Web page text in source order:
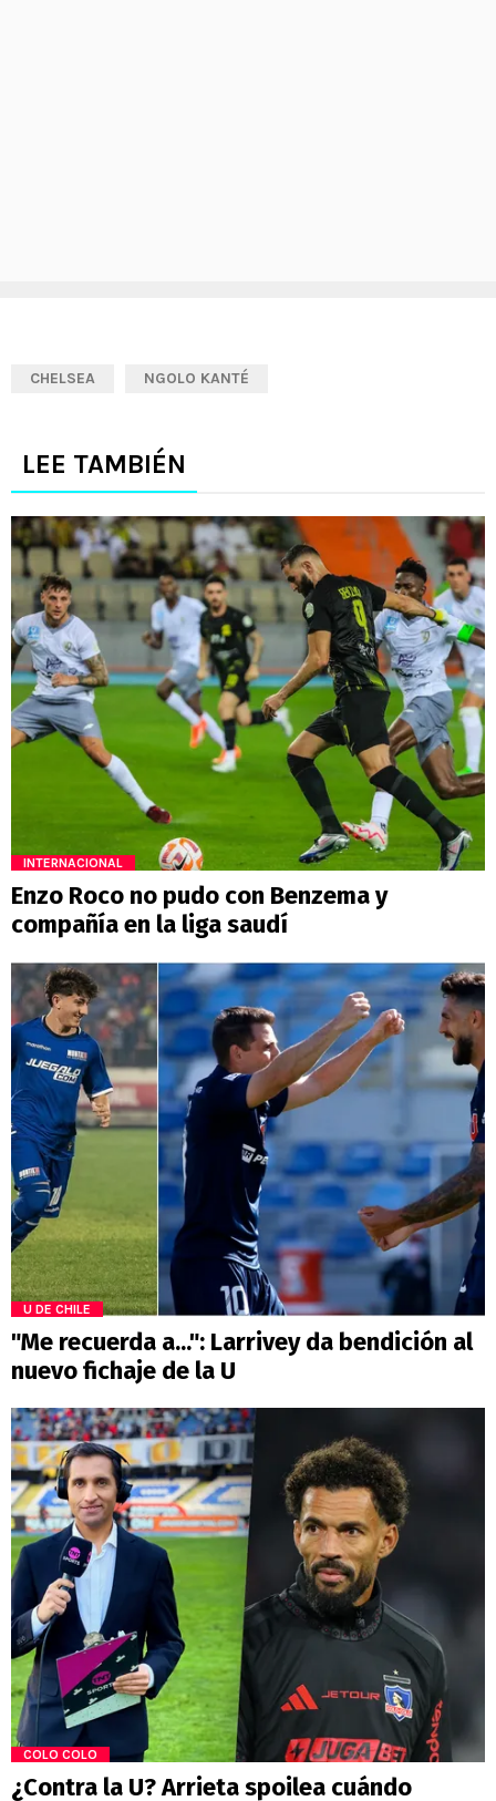
CHELSEA NGOLO KANTÉ
LEE TAMBIÉN
INTERNACIONAL
Enzo Roco no pudo con Benzema y
compañía en la liga saudí
U DE CHILE
"Me recuerda a...": Larrivey da bendición al
nuevo fichaje de la U
COLO COLO
¿Contra la U? Arrieta spoilea cuándo